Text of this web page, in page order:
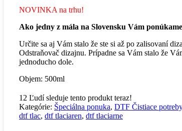
NOVINKA na trhu!
Ako jedny z mála na Slovensku Vám
Určite sa aj Vám stalo že ste si až po zalisovaní
Odstraňovač dizajnu. Prípadne sa Vám stalo že
jednoducho dole.
Objem: 500ml
12 Ľudí sleduje tento produkt teraz!
Kategórie: Špeciálna ponuka, DTF Čistiace
dtf tlac, dtf tlaciaren, dtf tlaciarne